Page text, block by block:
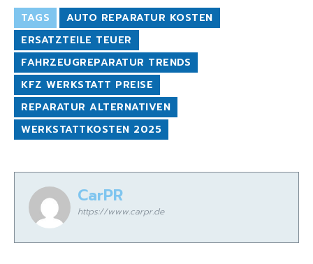
TAGS
AUTO REPARATUR KOSTEN
ERSATZTEILE TEUER
FAHRZEUGREPARATUR TRENDS
KFZ WERKSTATT PREISE
REPARATUR ALTERNATIVEN
WERKSTATTKOSTEN 2025
CarPR
https://www.carpr.de